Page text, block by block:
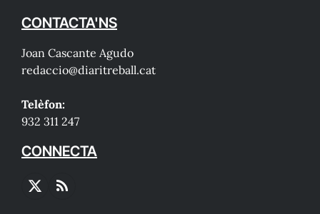
CONTACTA'NS
Joan Cascante Agudo
redaccio@diaritreball.cat
Telèfon:
932 311 247
CONNECTA
X
RSS